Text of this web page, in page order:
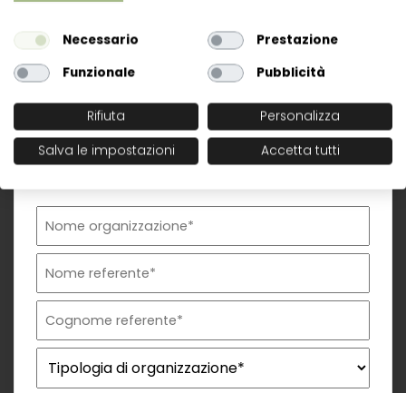
Richiesta commerciale
Nome organizzazione
Nome referente
Cognome referente
Tipologia di organizzazione
Prodotto di interesse
Indirizzo email istituzionale*
Telefono istituzionale
Messaggio
Necessario
Prestazione
Funzionale
Pubblicità
Rifiuta
Personalizza
Salva le impostazioni
Accetta tutti